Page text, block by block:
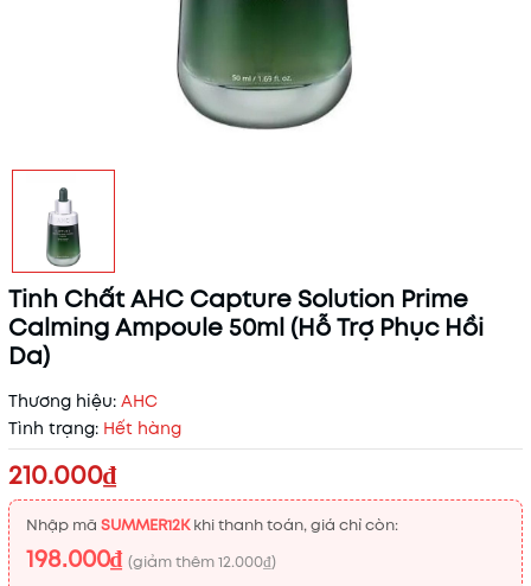
Tinh Chất AHC Capture Solution Prime
Calming Ampoule 50ml (Hỗ Trợ Phục Hồi
Da)
Thương hiệu: AHC
Tình trạng: Hết hàng
210.000₫
Nhập mã SUMMER12Kkhi thanh toán, giá chỉ còn:
198.000₫ (giảm thêm12.000₫)